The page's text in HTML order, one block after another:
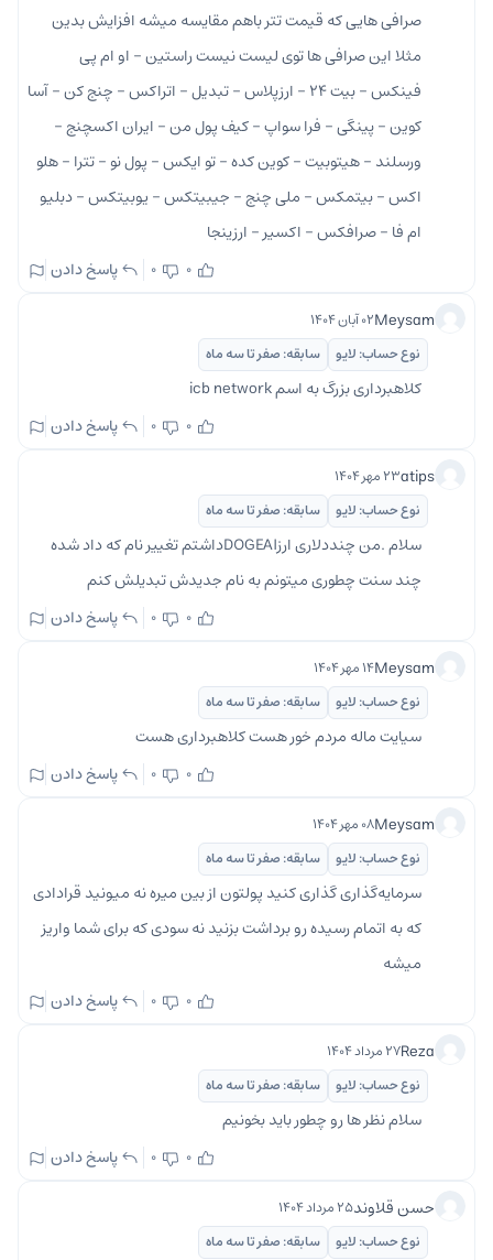
صرافی هایی که قیمت تتر باهم مقایسه میشه افزایش بدین
مثلا این صرافی ها توی لیست نیست راستین - او ام پی
فینکس - بیت ۲۴ - ارزپلاس - تبدیل - اتراکس - چنج کن - آسا
کوین - پینگی - فرا سواپ - کیف پول من - ایران اکسچنج -
ورسلند - هیتوبیت - کوین کده - تو ایکس - پول نو - تترا - هلو
اکس - بیتمکس - ملی چنج - جیبیتکس - یوبیتکس - دبلیو
ام فا - صرافکس - اکسیر - ارزینجا
0
0
پاسخ دادن
Meysam۰۲ آبان ۱۴۰۴
نوع حساب: لایو
سابقه: صفر تا سه ماه
کلاهبرداری بزرگ به اسم icb network
0
0
پاسخ دادن
atips۲۳ مهر ۱۴۰۴
نوع حساب: لایو
سابقه: صفر تا سه ماه
سلام .من چنددلاری ارزDOGEAIداشتم تغییر نام که داد شده
چند سنت چطوری میتونم به نام جدیدش تبدیلش کنم
0
0
پاسخ دادن
Meysam۱۴ مهر ۱۴۰۴
نوع حساب: لایو
سابقه: صفر تا سه ماه
سیایت ماله مردم خور هست کلاهبرداری هست
0
0
پاسخ دادن
Meysam۰۸ مهر ۱۴۰۴
نوع حساب: لایو
سابقه: صفر تا سه ماه
سرمایه‌گذاری گذاری کنید پولتون از بین میره نه میونید قرادادی
که به اتمام رسیده رو برداشت بزنید نه سودی که برای شما واریز
میشه
0
0
پاسخ دادن
Reza۲۷ مرداد ۱۴۰۴
نوع حساب: لایو
سابقه: صفر تا سه ماه
سلام نظر ها رو چطور باید بخونیم
0
0
پاسخ دادن
حسن قلاوند۲۵ مرداد ۱۴۰۴
نوع حساب: لایو
سابقه: صفر تا سه ماه